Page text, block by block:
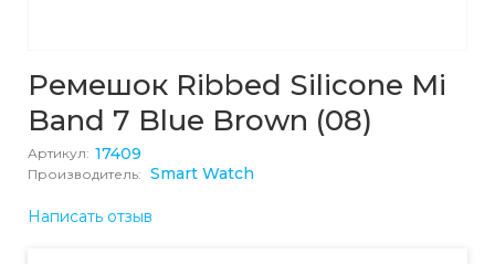
Ремешок Ribbed Silicone Mi
Band 7 Blue Brown (08)
Артикул: 17409
Производитель: Smart Watch
Написать отзыв